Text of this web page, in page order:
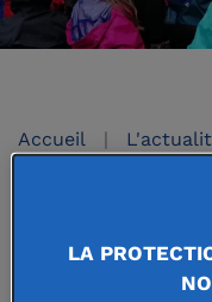
Accueil
« Grandir
nature » :
LA